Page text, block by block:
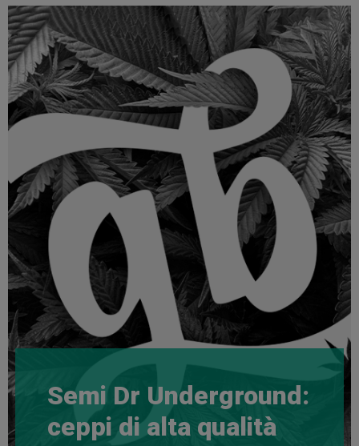
Semi Dr Underground:
ceppi di alta qualità